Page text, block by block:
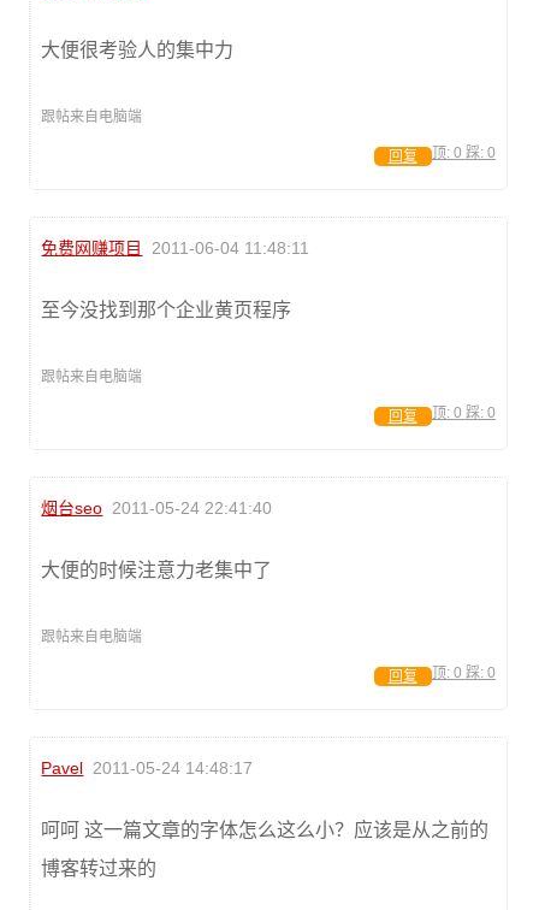
大便很考验人的集中力
跟帖来自电脑端
顶: 0 踩: 0
回复
免费网赚项目 2011-06-04 11:48:11
至今没找到那个企业黄页程序
跟帖来自电脑端
顶: 0 踩: 0
回复
烟台seo 2011-05-24 22:41:40
大便的时候注意力老集中了
跟帖来自电脑端
顶: 0 踩: 0
回复
Pavel 2011-05-24 14:48:17
呵呵 这一篇文章的字体怎么这么小？应该是从之前的
博客转过来的